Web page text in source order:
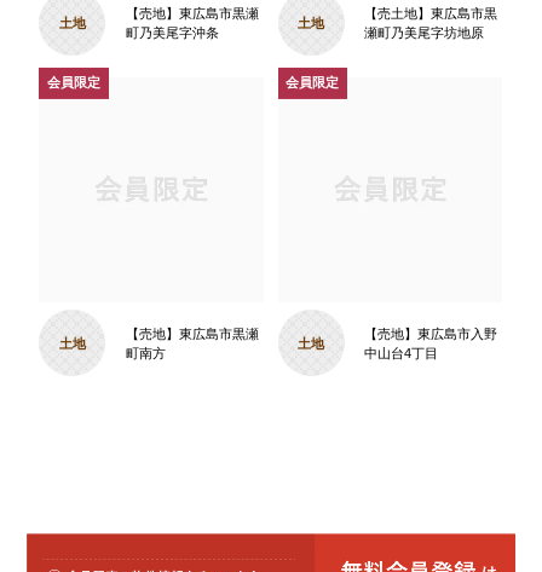
土地
【売地】東広島市黒瀬
町乃美尾字沖条
土地
【売土地】東広島市黒
瀬町乃美尾字坊地原
土地
【売地】東広島市黒瀬
町南方
土地
【売地】東広島市入野
中山台4丁目